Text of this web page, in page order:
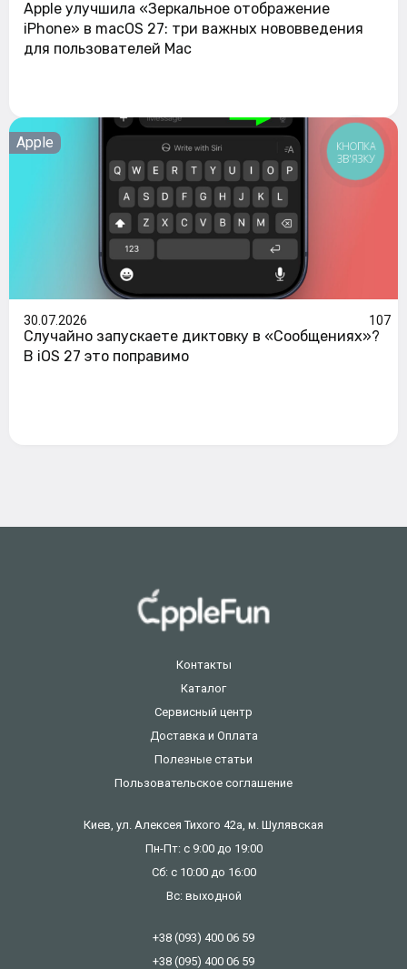
Apple улучшила «Зеркальное отображение
iPhone» в macOS 27: три важных нововведения
для пользователей Mac
Apple
30.07.2026 107
Случайно запускаете диктовку в «Сообщениях»?
В iOS 27 это поправимо
Контакты
Каталог
Сервисный центр
Доставка и Оплата
Полезные статьи
Пользовательское соглашение
Киев, ул. Алексея Тихого 42а, м. Шулявская
Пн-Пт: с 9:00 до 19:00
Сб: с 10:00 до 16:00
Вс: выходной
+38 (093) 400 06 59
+38 (095) 400 06 59
КНОПКА
ЗВ'ЯЗКУ